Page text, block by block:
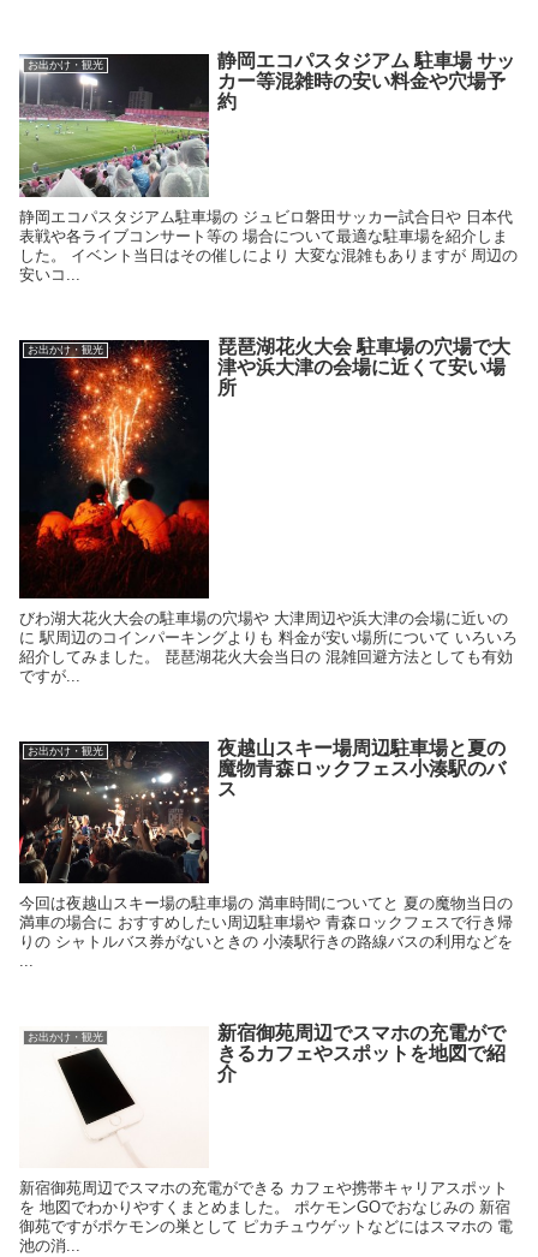
お出かけ・観光
静岡エコパスタジアム 駐車場 サッ
カー等混雑時の安い料金や穴場予
約
静岡エコパスタジアム駐車場の ジュビロ磐田サッカー試合日や 日本代
表戦や各ライブコンサート等の 場合について最適な駐車場を紹介しま
した。 イベント当日はその催しにより 大変な混雑もありますが 周辺の
安いコ...
お出かけ・観光
琵琶湖花火大会 駐車場の穴場で大
津や浜大津の会場に近くて安い場
所
びわ湖大花火大会の駐車場の穴場や 大津周辺や浜大津の会場に近いの
に 駅周辺のコインパーキングよりも 料金が安い場所について いろいろ
紹介してみました。 琵琶湖花火大会当日の 混雑回避方法としても有効
ですが...
お出かけ・観光
夜越山スキー場周辺駐車場と夏の
魔物青森ロックフェス小湊駅のバ
ス
今回は夜越山スキー場の駐車場の 満車時間についてと 夏の魔物当日の
満車の場合に おすすめしたい周辺駐車場や 青森ロックフェスで行き帰
りの シャトルバス券がないときの 小湊駅行きの路線バスの利用などを
...
お出かけ・観光
新宿御苑周辺でスマホの充電がで
きるカフェやスポットを地図で紹
介
新宿御苑周辺でスマホの充電ができる カフェや携帯キャリアスポット
を 地図でわかりやすくまとめました。 ポケモンGOでおなじみの 新宿
御苑ですがポケモンの巣として ピカチュウゲットなどにはスマホの 電
池の消...